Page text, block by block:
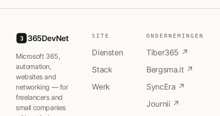
3 365DevNet
Microsoft 365,
automation,
websites and
networking — for
freelancers and
small companies
SITE
Diensten
Stack
Werk
ONDERNEMINGEN
Tiber365 ↗
Bergsma.it ↗
SyncEra ↗
Journii ↗